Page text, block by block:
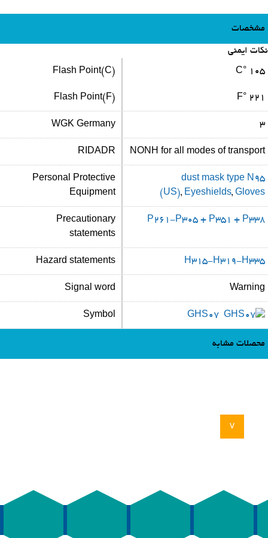
v
مشخصات
نکات ایمنی
Symbol GHS07
Signal word Warning
Hazard statements H315-H319-H335
Precautionary
statements
P261-P305 + P351 + P338
Personal Protective
Equipment
dust mask type N95
(US), Eyeshields, Gloves
RIDADR NONH for all modes of transport
WGK Germany 3
Flash Point(F) 221 °F
Flash Point(C) 105 °C
محصلات مشابه